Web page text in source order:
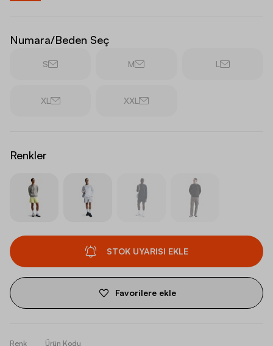
Numara/Beden Seç
S M L
XL XXL
Renkler
STOK UYARISI EKLE
Favorilere ekle
Renk Ürün Kodu